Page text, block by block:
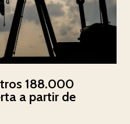
188.000
a partir de